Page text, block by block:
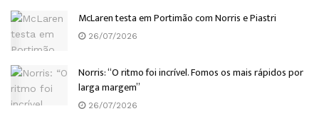
McLaren testa em Portimão com Norris e Piastri
26/07/2026
Norris: “O ritmo foi incrível. Fomos os mais rápidos por
larga margem”
26/07/2026